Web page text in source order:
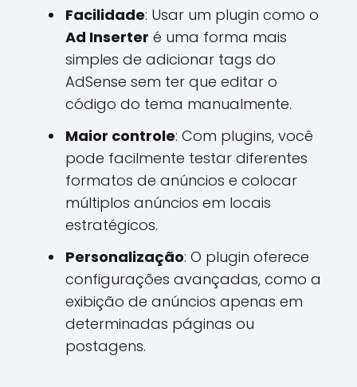
Facilidade: Usar um plugin como o
Ad Inserter é uma forma mais
simples de adicionar tags do
AdSense sem ter que editar o
código do tema manualmente.
Maior controle: Com plugins, você
pode facilmente testar diferentes
formatos de anúncios e colocar
múltiplos anúncios em locais
estratégicos.
Personalização: O plugin oferece
configurações avançadas, como a
exibição de anúncios apenas em
determinadas páginas ou
postagens.